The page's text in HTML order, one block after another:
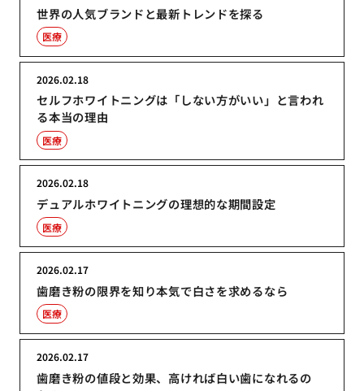
世界の人気ブランドと最新トレンドを探る
医療
セルフホワイトニングは「しない方がいい」と言われ
る本当の理由
2026.02.18
医療
デュアルホワイトニングの理想的な期間設定
2026.02.18
医療
歯磨き粉の限界を知り本気で白さを求めるなら
2026.02.17
医療
歯磨き粉の値段と効果、高ければ白い歯になれるの
2026.02.17